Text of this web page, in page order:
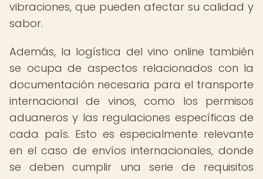
vibraciones, que pueden afectar su calidad y
sabor.
Además, la logística del vino online también
se ocupa de aspectos relacionados con la
documentación necesaria para el transporte
internacional de vinos, como los permisos
aduaneros y las regulaciones específicas de
cada país. Esto es especialmente relevante
en el caso de envíos internacionales, donde
se deben cumplir una serie de requisitos